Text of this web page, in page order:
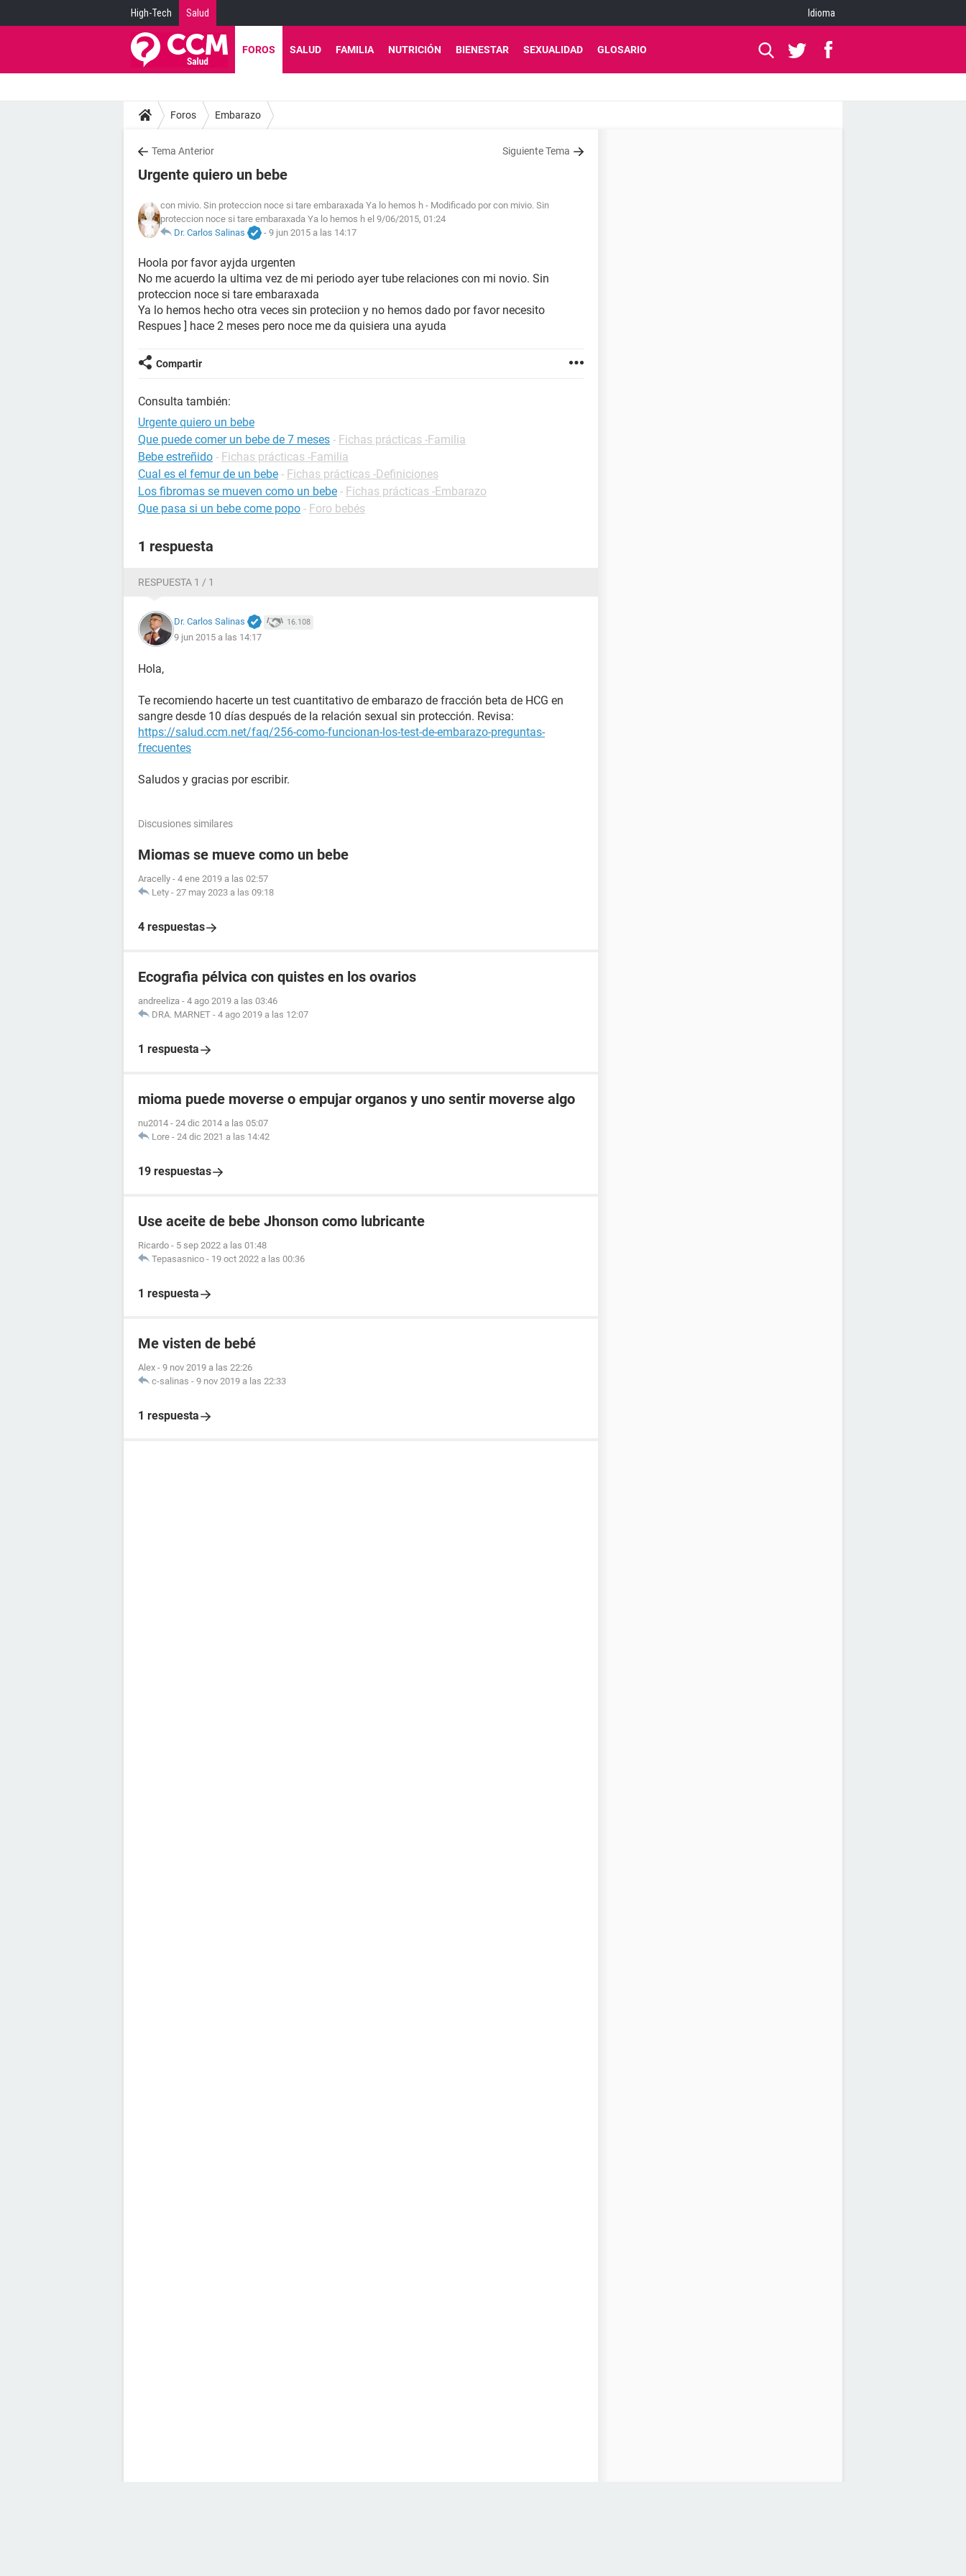
High-Tech Salud Idioma
FOROS SALUD FAMILIA NUTRICIÓN BIENESTAR SEXUALIDAD GLOSARIO
Foros Embarazo
Tema Anterior Siguiente Tema
Urgente quiero un bebe
con mivio. Sin proteccion noce si tare embaraxada Ya lo hemos h - Modificado por con mivio. Sin
proteccion noce si tare embaraxada Ya lo hemos h el 9/06/2015, 01:24
Dr. Carlos Salinas
-9 jun 2015 a las 14:17
Hoola por favor ayjda urgenten
No me acuerdo la ultima vez de mi periodo ayer tube relaciones con mi novio. Sin
proteccion noce si tare embaraxada
Ya lo hemos hecho otra veces sin proteciion y no hemos dado por favor necesito
Respues ] hace 2 meses pero noce me da quisiera una ayuda
Compartir
Consulta también:
Urgente quiero un bebe
Que puede comer un bebe de 7 meses - Fichas prácticas -Familia
Bebe estreñido - Fichas prácticas -Familia
Cual es el femur de un bebe - Fichas prácticas -Definiciones
Los fibromas se mueven como un bebe - Fichas prácticas -Embarazo
Que pasa si un bebe come popo - Foro bebés
1 respuesta
RESPUESTA 1 / 1
Dr. Carlos Salinas 16.108
9 jun 2015 a las 14:17
Hola,
Te recomiendo hacerte un test cuantitativo de embarazo de fracción beta de HCG en
sangre desde 10 días después de la relación sexual sin protección. Revisa:
https://salud.ccm.net/faq/256-como-funcionan-los-test-de-embarazo-preguntas-
frecuentes
Saludos y gracias por escribir.
Discusiones similares
Miomas se mueve como un bebe
Aracelly - 4 ene 2019 a las 02:57
Lety - 27 may 2023 a las 09:18
4 respuestas
Ecografia pélvica con quistes en los ovarios
andreeliza - 4 ago 2019 a las 03:46
DRA. MARNET - 4 ago 2019 a las 12:07
1 respuesta
mioma puede moverse o empujar organos y uno sentir moverse algo
nu2014 - 24 dic 2014 a las 05:07
Lore - 24 dic 2021 a las 14:42
19 respuestas
Use aceite de bebe Jhonson como lubricante
Ricardo - 5 sep 2022 a las 01:48
Tepasasnico - 19 oct 2022 a las 00:36
1 respuesta
Me visten de bebé
Alex - 9 nov 2019 a las 22:26
c-salinas - 9 nov 2019 a las 22:33
1 respuesta